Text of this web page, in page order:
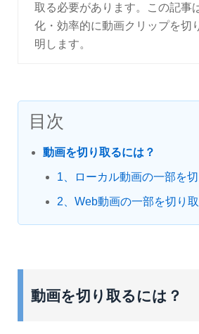
取る必要があります。この記事
化・効率的に動画クリップを切
明します。
目次
動画を切り取るには？
1、ローカル動画の一部を
2、Web動画の一部を切り
動画を切り取るには？